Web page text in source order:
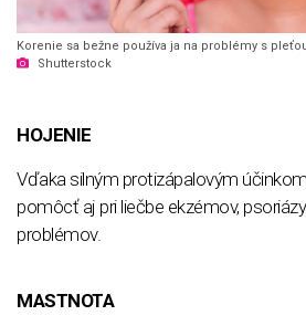
Korenie sa bežne používa ja na problémy s
Shutterstock
HOJENIE
Vďaka silným protizápalovým
pomôcť aj pri liečbe ekzémov,
problémov.
MASTNOTA